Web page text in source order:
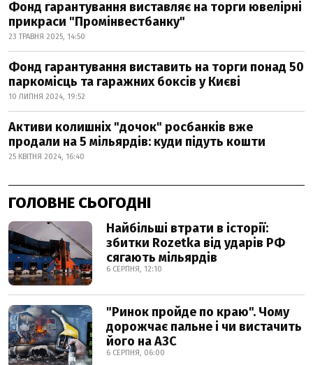
Фонд гарантування виставляє на торги ювелірні
прикраси "Промінвестбанку"
23 ТРАВНЯ 2025, 14:50
Фонд гарантування виставить на торги понад 50
паркомісць та гаражних боксів у Києві
10 ЛИПНЯ 2024, 19:52
Активи колишніх "дочок" росбанків вже
продали на 5 мільярдів: куди підуть кошти
25 КВІТНЯ 2024, 16:40
ГОЛОВНЕ СЬОГОДНІ
Найбільші втрати в історії:
збитки Rozetka від ударів РФ
сягають мільярдів
6 СЕРПНЯ, 12:10
"Ринок пройде по краю". Чому
дорожчає пальне і чи вистачить
його на АЗС
6 СЕРПНЯ, 06:00